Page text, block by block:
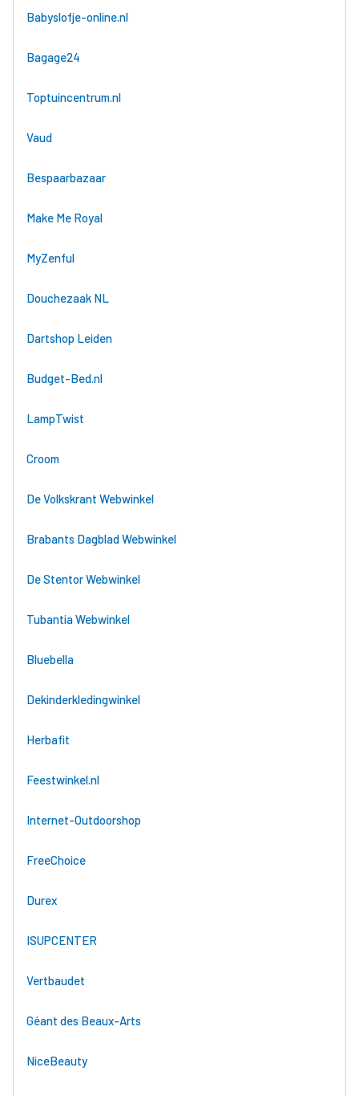
Babyslofje-online.nl
Bagage24
Toptuincentrum.nl
Vaud
Bespaarbazaar
Make Me Royal
MyZenful
Douchezaak NL
Dartshop Leiden
Budget-Bed.nl
LampTwist
Croom
De Volkskrant Webwinkel
Brabants Dagblad Webwinkel
De Stentor Webwinkel
Tubantia Webwinkel
Bluebella
Dekinderkledingwinkel
Herbafit
Feestwinkel.nl
Internet-Outdoorshop
FreeChoice
Durex
ISUPCENTER
Vertbaudet
Géant des Beaux-Arts
NiceBeauty